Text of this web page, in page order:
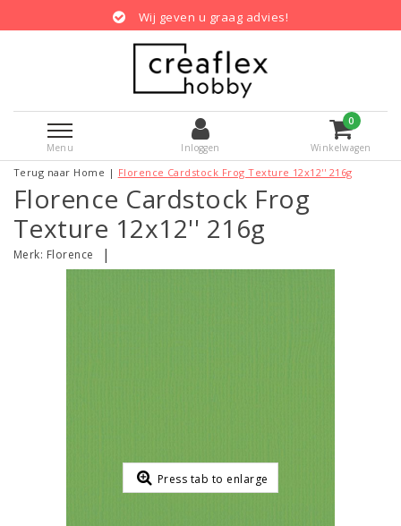
Wij geven u graag advies!
Menu Inloggen
0
Winkelwagen
Terug naar Home | Florence Cardstock Frog Texture 12x12'' 216g
Florence Cardstock Frog
Texture 12x12'' 216g
Merk: Florence |
Press tab to enlarge